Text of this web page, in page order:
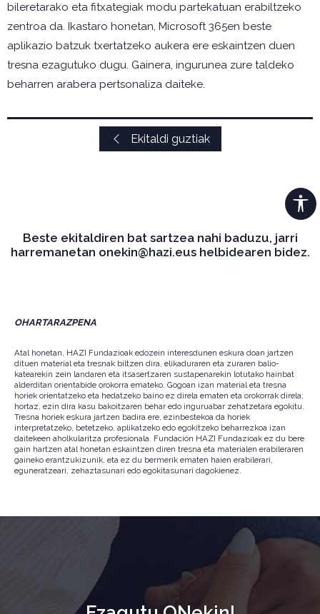
bileretarako eta fitxategiak modu partekatuan erabiltzeko
zentroa da. Ikastaro honetan, Microsoft 365en beste
aplikazio batzuk txertatzeko aukera ere eskaintzen duen
tresna ezagutuko dugu. Gainera, ingurunea zure taldeko
beharren arabera pertsonaliza daiteke.
Ekitaldi guztiak
Beste ekitaldiren bat sartzea nahi baduzu, jarri
harremanetan onekin@hazi.eus helbidearen bidez.
OHARTARAZPENA
Atal honetan, HAZI Fundazioak edozein interesdunen eskura doan jartzen
dituen material eta tresnak biltzen dira, elikaduraren eta zuraren balio-
katearekin zein landaren eta itsasertzaren sustapenarekin lotutako hainbat
alderditan orientabide orokorra emateko. Gogoan izan material eta tresna
horiek orientatzeko eta hedatzeko baino ez direla ematen eta orokorrak direla;
hortaz, ezin dira kasu bakoitzaren behar edo inguruabar zehatzetara egokitu.
Tresna horiek eskura jartzen badira ere, ezinbestekoa da horiek
interpretatzeko, betetzeko, aplikatzeko edo egokitzeko beharrezkoa izan
daitekeen aholkularitza profesionala. Fundación HAZI Fundazioak ez du bere
gain hartzen atal honetan eskaintzen diren tresna eta materialen erabileraren
gaineko erantzukizunik, eta ez du bermerik ematen haien erabilerari,
eguneratzeari, zehaztasunari edo egokitasunari dagokienez.